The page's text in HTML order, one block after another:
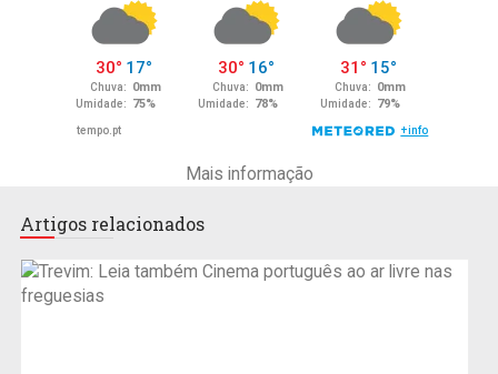
Mais informação
Artigos relacionados